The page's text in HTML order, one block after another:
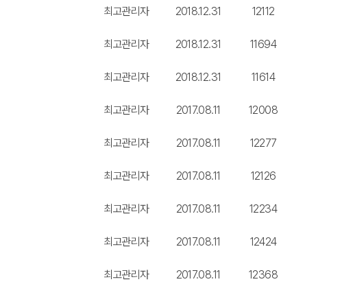
최고관리자 2018.12.31 12112
최고관리자 2018.12.31 11694
최고관리자 2018.12.31 11614
최고관리자 2017.08.11 12008
최고관리자 2017.08.11 12277
최고관리자 2017.08.11 12126
최고관리자 2017.08.11 12234
최고관리자 2017.08.11 12424
최고관리자 2017.08.11 12368